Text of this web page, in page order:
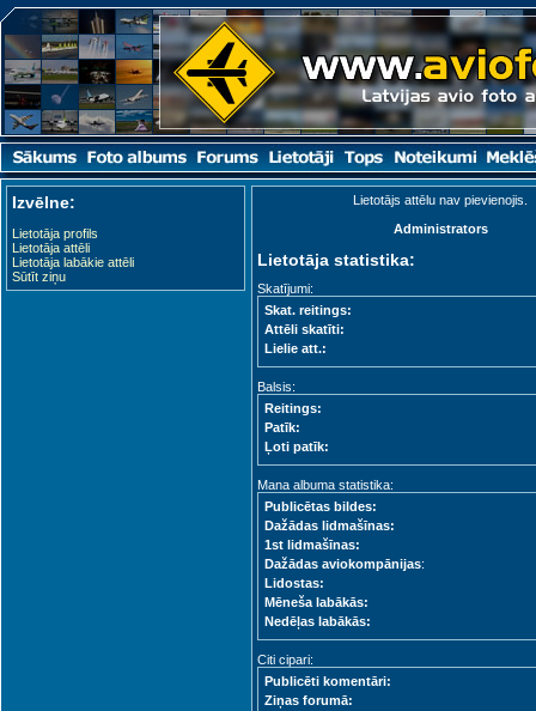
Izvēlne:
Lietotāja profils
Lietotāja attēli
Lietotāja labākie attēli
Sūtīt ziņu
Lietotājs attēlu nav pievienojis.
Administrators
Lietotāja statistika:
Skatījumi:
Skat. reitings:
Attēli skatīti:
Lielie att.:
Balsis:
Reitings:
Patīk:
Ļoti patīk:
Mana albuma statistika:
Publicētas bildes:
Dažādas lidmašīnas:
1st lidmašīnas:
Dažādas aviokompānijas:
Lidostas:
Mēneša labākās:
Nedēļas labākās:
Citi cipari:
Publicēti komentāri:
Ziņas forumā: